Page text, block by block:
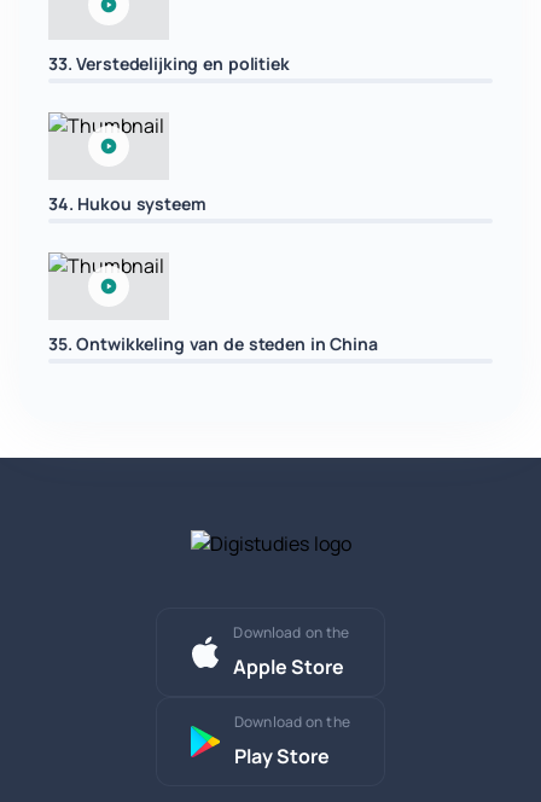
33. Verstedelijking en politiek
34. Hukou systeem
35. Ontwikkeling van de steden in China
Download on the
Apple Store
Download on the
Play Store